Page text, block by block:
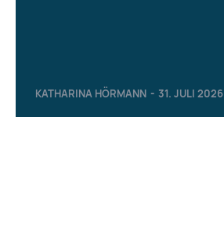
KATHARINA HÖRMANN - 31. JULI 2026